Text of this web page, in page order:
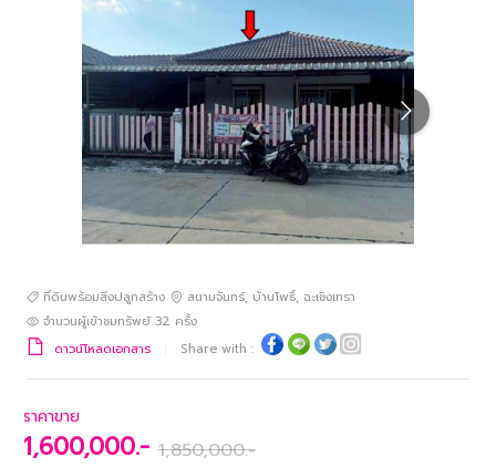
ที่ดินพร้อมสิ่งปลูกสร้าง สนามจันทร์, บ้านโพธิ์, ฉะเชิงเทรา
จำนวนผู้เข้าชมทรัพย์ 32 ครั้ง
ดาวน์โหลดเอกสาร
Share with :
ราคาขาย
1,600,000.- 1,850,000.-